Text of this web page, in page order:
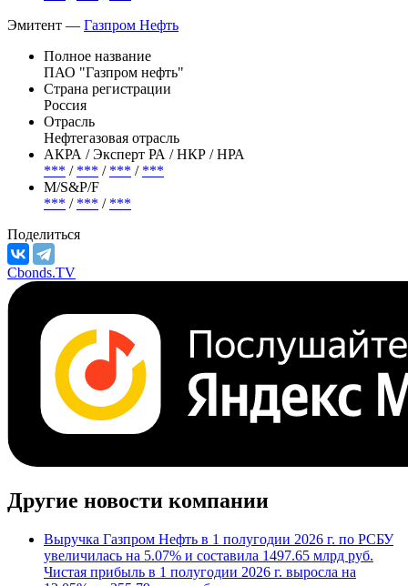
*** /***/***/***
***/***/***
Эмитент —Газпром Нефть
Полное название
ПАО "Газпром нефть"
Страна регистрации
Россия
Отрасль
Нефтегазовая отрасль
***/***
М/S&P/F
***/
Поделиться
Cbonds.TV
Другие новости компании